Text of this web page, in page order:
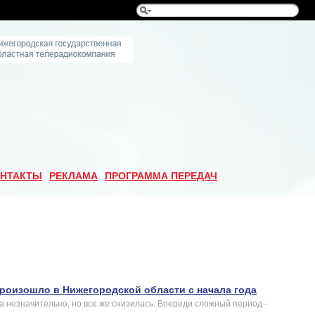
РЕКЛАМА ПРОГРАММА ПЕРЕДАЧ
в Нижегородской области с начала года
но все же снизилась. Впереди сложный период -